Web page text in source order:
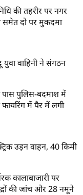
की तहरीर पर नगर
समेत दो पर मुकदमा
वाहिनी ने संगठन
पुलिस-बदमाश में
में पैर में लगी
उड़न वाहन, 40 किमी
कालाबाजारी पर
की जांच और 28 नमूने